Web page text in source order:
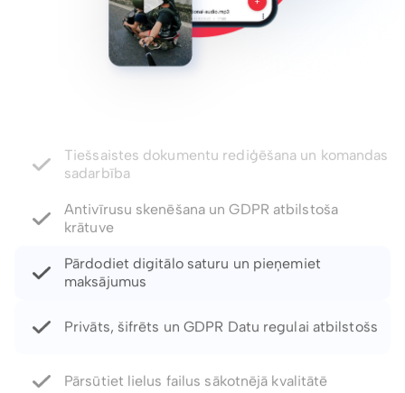
Antivīrusu skenēšana un GDPR atbilstoša
Pārdodiet digitālo saturu un pieņemiet
Privāts, šifrēts un GDPR Datu regulai atbilstošs